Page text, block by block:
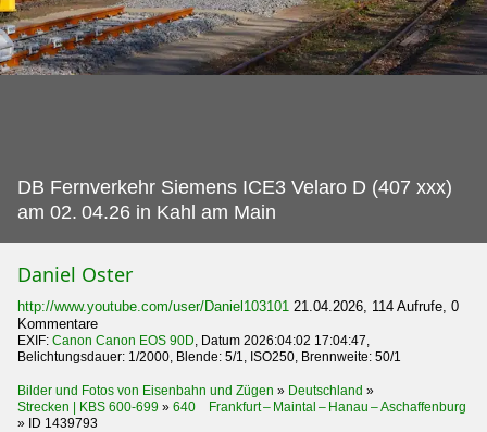
DB Fernverkehr Siemens ICE3 Velaro D (407 xxx)
am 02. 04.26 in Kahl am Main
Daniel Oster
http://www.youtube.com/user/Daniel103101 21.04.2026, 114 Aufrufe, 0
Kommentare
EXIF: Canon Canon EOS 90D, Datum 2026:04:02 17:04:47,
Belichtungsdauer: 1/2000, Blende: 5/1, ISO250, Brennweite: 50/1
Bilder und Fotos von Eisenbahn und Zügen » Deutschland »
Strecken | KBS 600-699 » 640 Frankfurt – Maintal – Hanau – Aschaffenburg
» ID 1439793